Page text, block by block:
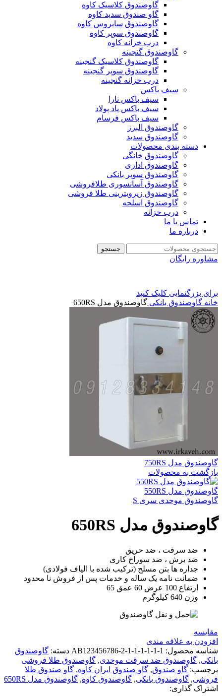
گاوصندوق کلاسیک کاوه
گاو صندوق سدید کاوه
گاوصندوق سایروس کاوه
گاوصندوق سوپر کاوه
درب خزانه کاوه
گاوصندوق گنجینه
گاوصندوق کلاسیک گنجینه
گاوصندوق سوپر گنجینه
درب خزانه گنجینه
سیف باکس
سیف باکس تارا
سیف باکس پاد پولاد
سیف باکس فرسام
گاوصندوق البرز
گاوصندوق سدید
دسته بندی محصولات
گاوصندوق خانگی
گاوصندوق اداری
گاوصندوق سوپر بانکی
گاوصندوق آسانسوری طلافروشی
گاوصندوق زیرویترینی طلا فروشی
گاوصندوق اسلحه
درب خزانه
تماس با ما
درباره ما
جستجو
مشاوره رایگان
برای بزرگنمایی کلیک کنید
خانه گاوصندوق بانکی گاوصندوق مدل 650RS
گاوصندوق مدل 750RS
بازگشت به محصولات
گاوصندوق مدل 550RS
گاوصندوق موحدی سری S
گاوصندوق مدل 650RS
ضد سرقت ، ضد حریق
ضد برش ، ضد سوراخ کاری
جداره ها بتن مسلح (ترکیب شده با الیاف فولادی)
ضمانت نامه یک ساله و خدمات پس از فروش نا محدود
ارتفاع 100 عرض 60 عمق 65
وزن 640 کیلوگرم
مقايسه
افزودن به علاقه مندی
شناسه محصول: AB123456786-2-1-1-1-1-1-1 دسته: گاوصندوق
بانکی, گاوصندوق ضد سرقت موحدی, گاوصندوق طلا فروشی
برچسب: گاو صندوق, گاو صندوق ایران کاوه, گاو صندوق طلا
فروشی, گاوصندوق بانکی, گاوصندوق کاوه, گاوصندوق مدل 650RS
اشتراک گذاری: